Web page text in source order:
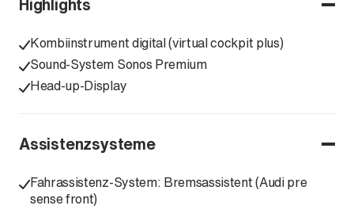
Kombiinstrument digital (virtual cockpit plus)
Sound-System Sonos Premium
Head-up-Display
Assistenzsysteme
Fahrassistenz-System: Bremsassistent (Audi pre
sense front)